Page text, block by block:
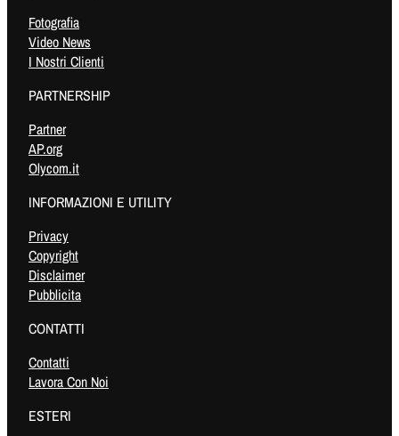
Fotografia
Video News
I Nostri Clienti
PARTNERSHIP
Partner
AP.org
Olycom.it
INFORMAZIONI E UTILITY
Privacy
Copyright
Disclaimer
Pubblicita
CONTATTI
Contatti
Lavora Con Noi
ESTERI